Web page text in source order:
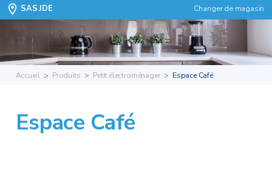
SAS JDE Changer de magasin
Accueil Produits Petit électroménager Espace Café
Espace Café